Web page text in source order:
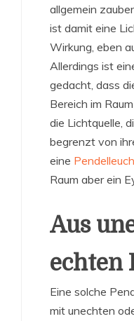
allgemein
ist damit eine
Wirkung, eben
Allerdings ist
gedacht, dass
Bereich im
die Lichtquelle,
begrenzt von
eine
Raum aber ein
Aus
echten
Eine solche
mit unechten